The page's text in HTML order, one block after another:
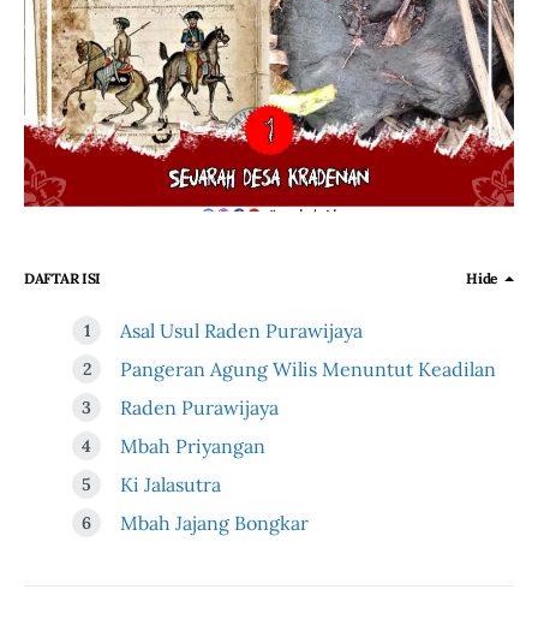
DAFTAR ISI Hide
Asal Usul Raden Purawijaya
Pangeran Agung Wilis Menuntut Keadilan
Raden Purawijaya
Mbah Priyangan
Ki Jalasutra
Mbah Jajang Bongkar